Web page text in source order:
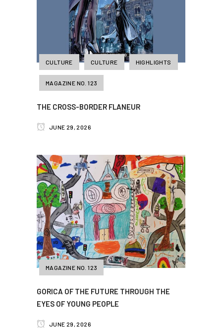
CULTURE CULTURE HIGHLIGHTS
MAGAZINE NO. 123
THE CROSS-BORDER FLANEUR
JUNE 29, 2026
MAGAZINE NO. 123
GORICA OF THE FUTURE THROUGH THE
EYES OF YOUNG PEOPLE
JUNE 29, 2026